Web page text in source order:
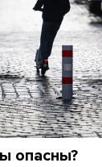
опасны?